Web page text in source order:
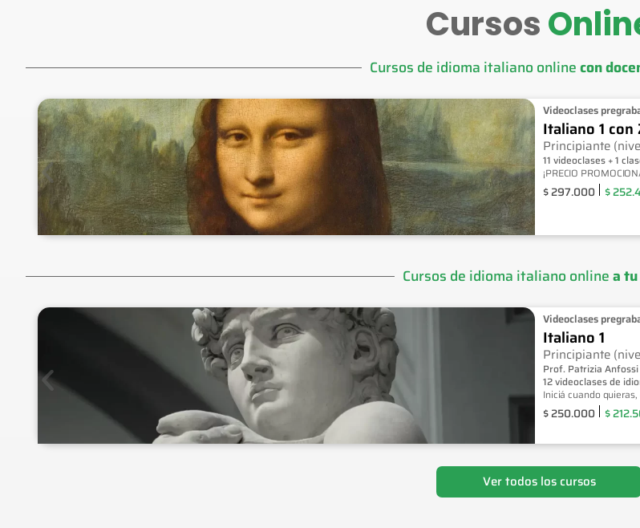
Cursos
Cursos de idioma italiano onlinecon
Videoclases
Italiano 1
Principiante
11 videoclases + 1
¡PRECIO
$297.000 $
Cursos de idioma italiano onlinea
Videoclases
Italiano 1
Principiante
Prof. Patrizia Anfossi
12 videoclases de
Iniciá cuando
$250.000 $
Ver todos los cursos